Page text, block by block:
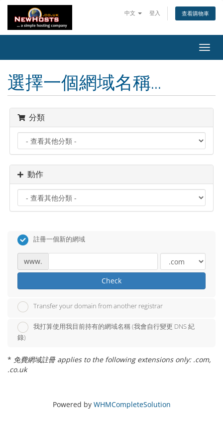
中文 登入 查看購物車
選擇一個網域名稱...
分類
動作
註冊一個新的網域
www.
Check
Transfer your domain from another registrar
我打算使用我目前持有的網域名稱 (我會自行變更 DNS 紀
錄)
* 免費網域註冊 applies to the following extensions only: .com,
.co.uk
Powered by WHMCompleteSolution